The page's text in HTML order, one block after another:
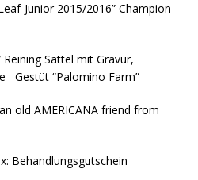
Junior 2015/2016” Champion
Sattel mit Gravur,
Gestüt “Palomino Farm”
old AMERICANA friend from
Behandlungsgutschein